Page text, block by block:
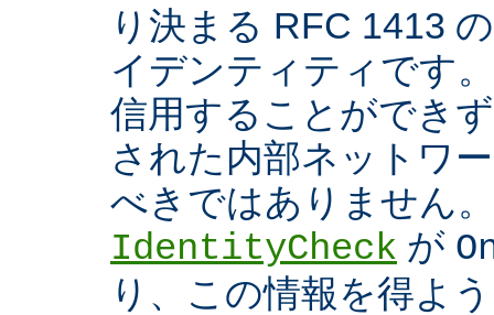
り決まる RFC 1413
イデンティティです
信用することができ
された内部ネットワ
べきではありません
IdentityCheck が
り、この情報を得よ